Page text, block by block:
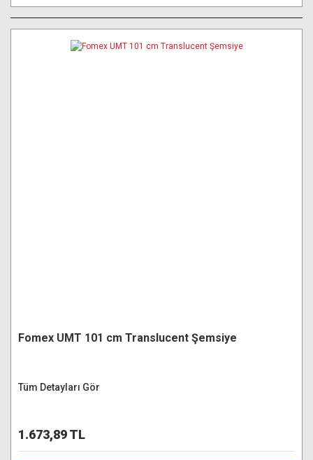
Fomex UMT 101 cm Translucent Şemsiye
Tüm Detayları Gör
1.673,89 TL